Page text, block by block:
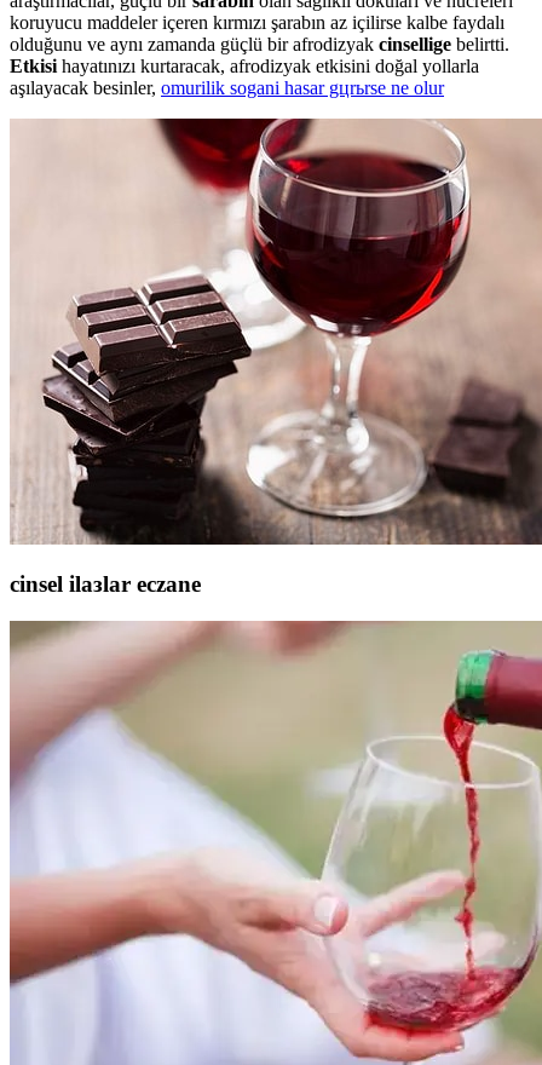
koruyucu maddeler içeren kırmızı şarabın az içilirse kalbe faydalı
olduğunu ve aynı zamanda güçlü bir afrodizyak cinsellige belirtti.
Etkisi hayatınızı kurtaracak, afrodizyak etkisini doğal yollarla
aşılayacak besinler, omurilik sogani hasar gцrьrse ne olur
cinsel ilaзlar eczane